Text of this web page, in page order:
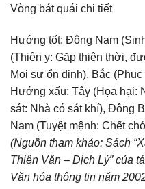
Vòng bát quái chi tiết
Hướng tốt: Đông Nam
(Thiên y: Gặp thiên thời,
Mọi sự ổn định), Bắc
Hướng xấu: Tây (Họa hại:
sát: Nhà có sát khí), Đông
Nam (Tuyệt mệnh: Chết
(Nguồn tham khảo: Sách
Thiên Văn – Dịch Lý” của
Văn hóa thông tin năm